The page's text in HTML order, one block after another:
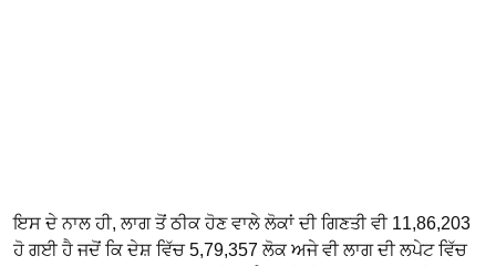
ਇਸ ਦੇ ਨਾਲ ਹੀ, ਲਾਗ ਤੋਂ ਠੀਕ ਹੋਣ ਵਾਲੇ ਲੋਕਾਂ ਦੀ ਗਿਣਤੀ ਵੀ 11,86,203
ਹੋ ਗਈ ਹੈ ਜਦੋਂ ਕਿ ਦੇਸ਼ ਵਿੱਚ 5,79,357 ਲੋਕ ਅਜੇ ਵੀ ਲਾਗ ਦੀ ਲਪੇਟ ਵਿੱਚ